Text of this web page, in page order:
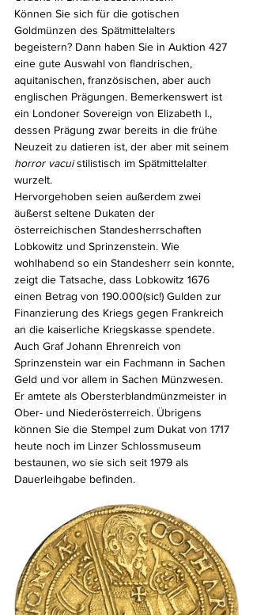
Können Sie sich für die gotischen
Goldmünzen des Spätmittelalters
begeistern? Dann haben Sie in Auktion 427
eine gute Auswahl von flandrischen,
aquitanischen, französischen, aber auch
englischen Prägungen. Bemerkenswert ist
ein Londoner Sovereign von Elizabeth I.,
dessen Prägung zwar bereits in die frühe
Neuzeit zu datieren ist, der aber mit seinem
horror vacui stilistisch im Spätmittelalter
wurzelt.
Hervorgehoben seien außerdem zwei
äußerst seltene Dukaten der
österreichischen Standesherrschaften
Lobkowitz und Sprinzenstein. Wie
wohlhabend so ein Standesherr sein konnte,
zeigt die Tatsache, dass Lobkowitz 1676
einen Betrag von 190.000(sic!) Gulden zur
Finanzierung des Kriegs gegen Frankreich
an die kaiserliche Kriegskasse spendete.
Auch Graf Johann Ehrenreich von
Sprinzenstein war ein Fachmann in Sachen
Geld und vor allem in Sachen Münzwesen.
Er amtete als Obersterblandmünzmeister in
Ober- und Niederösterreich. Übrigens
können Sie die Stempel zum Dukat von 1717
heute noch im Linzer Schlossmuseum
bestaunen, wo sie sich seit 1979 als
Dauerleihgabe befinden.